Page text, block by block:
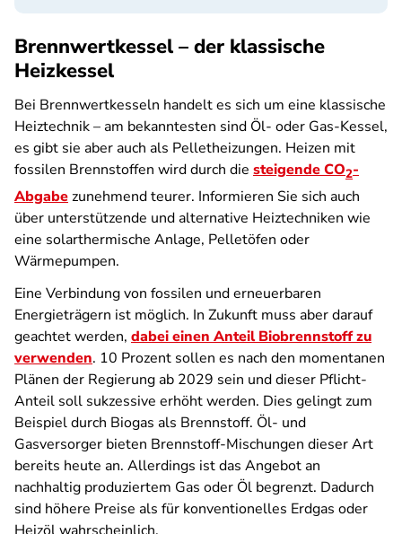
Brennwertkessel – der klassische
Heizkessel
Bei Brennwertkesseln handelt es sich um eine klassische
Heiztechnik – am bekanntesten sind Öl- oder Gas-Kessel,
es gibt sie aber auch als Pelletheizungen. Heizen mit
fossilen Brennstoffen wird durch die steigende CO2-
Abgabezunehmend teurer. Informieren Sie sich auch
über unterstützende und alternative Heiztechniken wie
eine solarthermische Anlage, Pelletöfen oder
Wärmepumpen.
Eine Verbindung von fossilen und erneuerbaren
Energieträgern ist möglich. In Zukunft muss aber darauf
geachtet werden, dabei einen Anteil Biobrennstoff zu
verwenden. 10 Prozent sollen es nach den momentanen
Plänen der Regierung ab 2029 sein und dieser Pflicht-
Anteil soll sukzessive erhöht werden. Dies gelingt zum
Beispiel durch Biogas als Brennstoff. Öl- und
Gasversorger bieten Brennstoff-Mischungen dieser Art
bereits heute an. Allerdings ist das Angebot an
nachhaltig produziertem Gas oder Öl begrenzt. Dadurch
sind höhere Preise als für konventionelles Erdgas oder
Heizöl wahrscheinlich.